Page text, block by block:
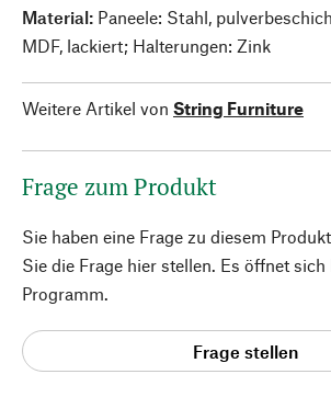
Material: Paneele: Stahl,
MDF, lackiert; Halterungen: Zink
Weitere Artikel von String Furniture
Frage zum Produkt
Sie haben eine Frage zu diesem
Sie die Frage hier stellen. Es öffnet
Programm.
Frage stellen